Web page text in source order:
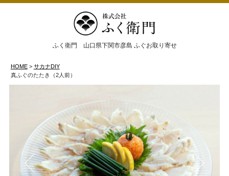
ふく衛門 山口県下関市彦島 ふぐお取り寄せ
HOME
サカナDIY
真ふぐのたたき（2人前）